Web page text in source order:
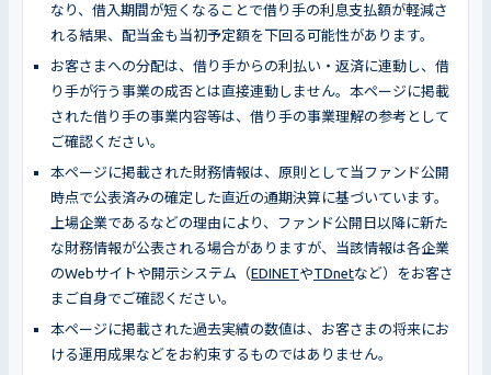
なり、借入期間が短くなることで借り手の利息支払額が軽減さ
れる結果、配当金も当初予定額を下回る可能性があります。
お客さまへの分配は、借り手からの利払い・返済に連動し、借
り手が行う事業の成否とは直接連動しません。本ページに掲載
された借り手の事業内容等は、借り手の事業理解の参考として
ご確認ください。
本ページに掲載された財務情報は、原則として当ファンド公開
時点で公表済みの確定した直近の通期決算に基づいています。
上場企業であるなどの理由により、ファンド公開日以降に新た
な財務情報が公表される場合がありますが、当該情報は各企業
のWebサイトや開示システム（EDINETやTDnetなど）をお客さ
まご自身でご確認ください。
本ページに掲載された過去実績の数値は、お客さまの将来にお
ける運用成果などをお約束するものではありません。